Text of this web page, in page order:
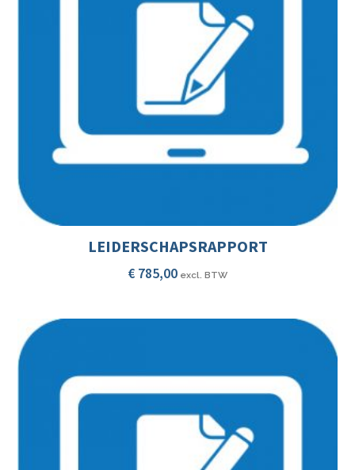
LEIDERSCHAPSRAPPORT
€ 785,00 excl. BTW